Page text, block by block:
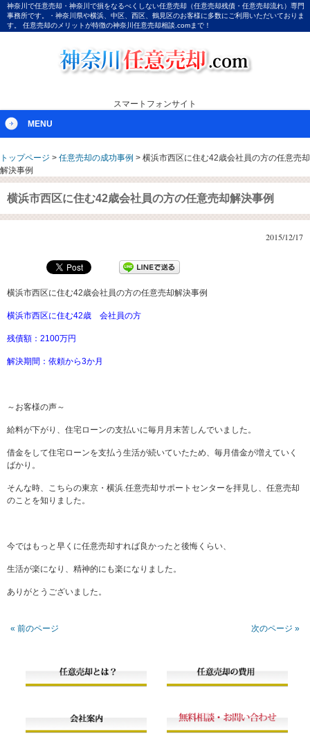
神奈川で任意売却・神奈川で損をなるべくしない任意売却（任意売却残債・任意売却流れ）専門
事務所です。・神奈川県や横浜、中区、西区、鶴見区のお客様に多数にご利用いただいておりま
す。 任意売却のメリットが特徴の神奈川任意売却相談.comまで！
スマートフォンサイト
MENU
トップページ > 任意売却の成功事例 > 横浜市西区に住む42歳会社員の方の任意売却
解決事例
横浜市西区に住む42歳会社員の方の任意売却解決事例
2015/12/17
横浜市西区に住む42歳会社員の方の任意売却解決事例
横浜市西区に住む42歳 会社員の方
残債額：2100万円
解決期間：依頼から3か月
～お客様の声～
給料が下がり、住宅ローンの支払いに毎月月末苦しんでいました。
借金をして住宅ローンを支払う生活が続いていたため、毎月借金が増えていく
ばかり。
そんな時、こちらの東京・横浜.任意売却サポートセンターを拝見し、任意売却
のことを知りました。
今ではもっと早くに任意売却すれば良かったと後悔くらい、
生活が楽になり、精神的にも楽になりました。
ありがとうございました。
« 前のページ 次のページ »